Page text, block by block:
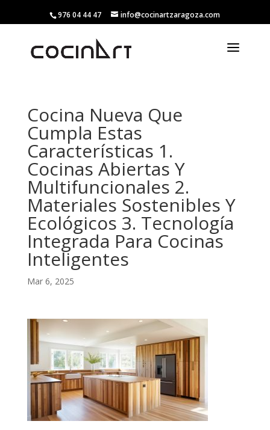
976 04 44 47 info@cocinartzaragoza.com
Cocina Nueva Que
Cumpla Estas
Características 1.
Cocinas Abiertas Y
Multifuncionales 2.
Materiales Sostenibles Y
Ecológicos 3. Tecnología
Integrada Para Cocinas
Inteligentes
Mar 6, 2025